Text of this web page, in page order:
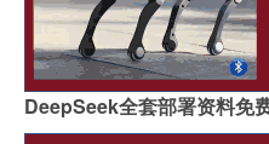
DeepSeek全套部署资料免